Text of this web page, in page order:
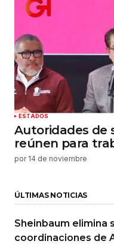
ESTADOS
Autoridades de
reúnen para
por 14 de noviembre
ÚLTIMAS NOTICIAS
Sheinbaum elimina
coordinaciones de